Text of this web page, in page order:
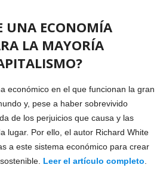
UNA ECONOMÍA
LA MAYORÍA
económico en el que funcionan la gran
y, pese a haber sobrevivido
de los perjuicios que causa y las
lugar. Por ello, el autor Richard White
a este sistema económico para crear
Leer el artículo completo.